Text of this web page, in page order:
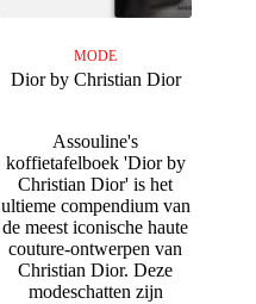
MODE
Dior by Christian Dior
Assouline's
koffietafelboek 'Dior by
Christian Dior' is het
ultieme compendium van
de meest iconische haute
couture-ontwerpen van
Christian Dior. Deze
modeschatten zijn